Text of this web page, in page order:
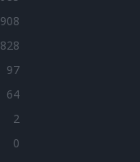
908
828
97
64
2
0